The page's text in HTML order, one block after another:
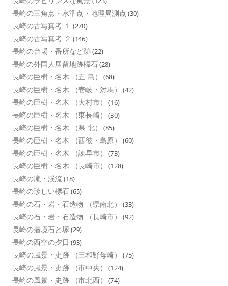
長崎の三角点・水準点・地理局測点 (30)
長崎の古写真考 １ (270)
長崎の古写真考 ２ (146)
長崎の台場・番所など跡(22)
長崎の外国人居留地跡標石(28)
長崎の巨樹・名木 （五 島） (68)
長崎の巨樹・名木 （壱岐・対馬） (42)
長崎の巨樹・名木 （大村市） (16)
長崎の巨樹・名木 （東長崎） (30)
長崎の巨樹・名木 （県 北） (85)
長崎の巨樹・名木 （西彼・島原） (60)
長崎の巨樹・名木 （諌早市） (73)
長崎の巨樹・名木 （長崎市） (128)
長崎の滝・渓流(18)
長崎の珍しい標石(65)
長崎の石・岩・石造物 （県南北） (33)
長崎の石・岩・石造物 （長崎市） (92)
長崎の藩境石と塚 (29)
長崎の西空の夕日 (93)
長崎の風景・史跡 （三和野母崎） (75)
長崎の風景・史跡 （市中央） (124)
長崎の風景・史跡 （市北西） (74)